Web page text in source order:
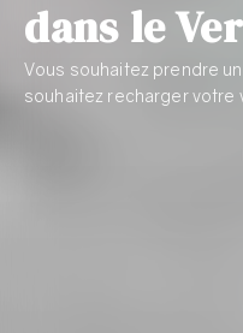
dans le
Vous souhaitez prendre
souhaitez recharger votre